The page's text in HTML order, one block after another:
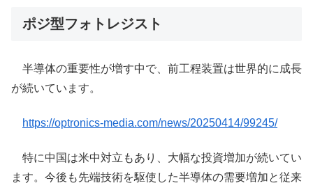
ポジ型フォトレジスト
半導体の重要性が増す中で、前工程装置は世界的に成長
が続いています。
https://optronics-media.com/news/20250414/99245/
特に中国は米中対立もあり、大幅な投資増加が続いてい
ます。今後も先端技術を駆使した半導体の需要増加と従来